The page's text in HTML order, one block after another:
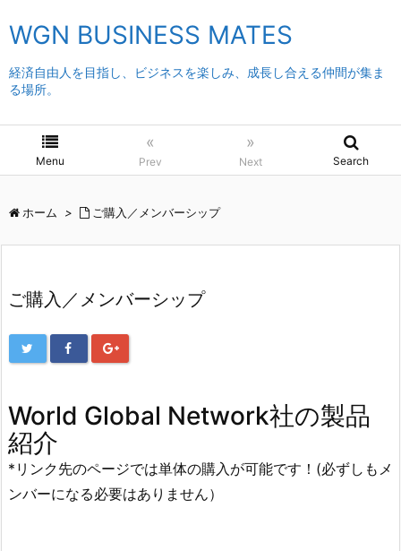
WGN BUSINESS MATES
経済自由人を目指し、ビジネスを楽しみ、成長し合える仲間が集ま
る場所。
Menu
«
Prev
»
Next Search
ホーム > ご購入／メンバーシップ
ご購入／メンバーシップ
World Global Network社の製品
紹介
*リンク先のページでは単体の購入が可能です！(必ずしもメ
ンバーになる必要はありません）